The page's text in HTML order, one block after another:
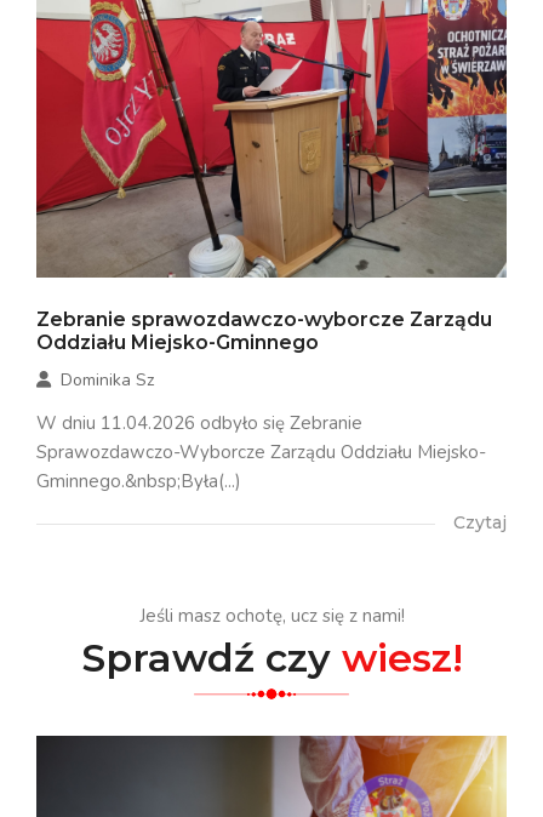
Zebranie sprawozdawczo-wyborcze Zarządu
Oddziału Miejsko-Gminnego
Dominika Sz
W dniu 11.04.2026 odbyło się Zebranie
Sprawozdawczo-Wyborcze Zarządu Oddziału Miejsko-
Gminnego.&nbsp;Była(...)
Czytaj
Jeśli masz ochotę, ucz się z nami!
Sprawdź czy wiesz!